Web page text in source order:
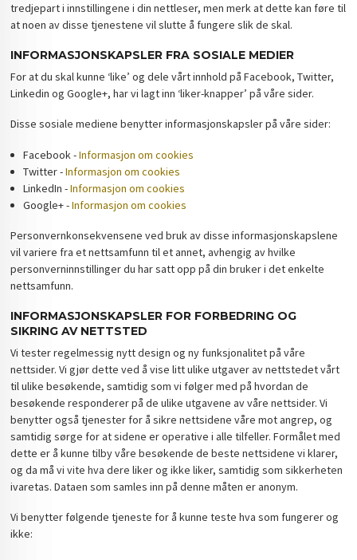
tredjepart i innstillingene i din nettleser, men merk at dette kan føre til
at noen av disse tjenestene vil slutte å fungere slik de skal.
INFORMASJONSKAPSLER FRA SOSIALE MEDIER
For at du skal kunne ‘like’ og dele vårt innhold på Facebook, Twitter,
Linkedin og Google+, har vi lagt inn ‘liker-knapper’ på våre sider.
Disse sosiale mediene benytter informasjonskapsler på våre sider:
Facebook -Informasjon om cookies
Twitter -Informasjon om cookies
LinkedIn -Informasjon om cookies
Google+ -Informasjon om cookies
Personvernkonsekvensene ved bruk av disse informasjonskapslene
vil variere fra et nettsamfunn til et annet, avhengig av hvilke
personverninnstillinger du har satt opp på din bruker i det enkelte
nettsamfunn.
INFORMASJONSKAPSLER FOR FORBEDRING OG
SIKRING AV NETTSTED
Vi tester regelmessig nytt design og ny funksjonalitet på våre
nettsider. Vi gjør dette ved å vise litt ulike utgaver av nettstedet vårt
til ulike besøkende, samtidig som vi følger med på hvordan de
besøkende responderer på de ulike utgavene av våre nettsider. Vi
benytter også tjenester for å sikre nettsidene våre mot angrep, og
samtidig sørge for at sidene er operative i alle tilfeller. Formålet med
dette er å kunne tilby våre besøkende de beste nettsidene vi klarer,
og da må vi vite hva dere liker og ikke liker, samtidig som sikkerheten
ivaretas. Dataen som samles inn på denne måten er anonym.
Vi benytter følgende tjeneste for å kunne teste hva som fungerer og
ikke: